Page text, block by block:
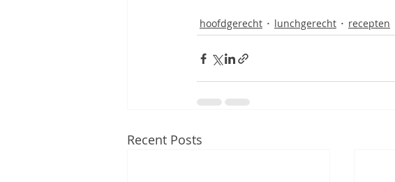
hoofdgerecht lunchgerecht recepten
Recent Posts